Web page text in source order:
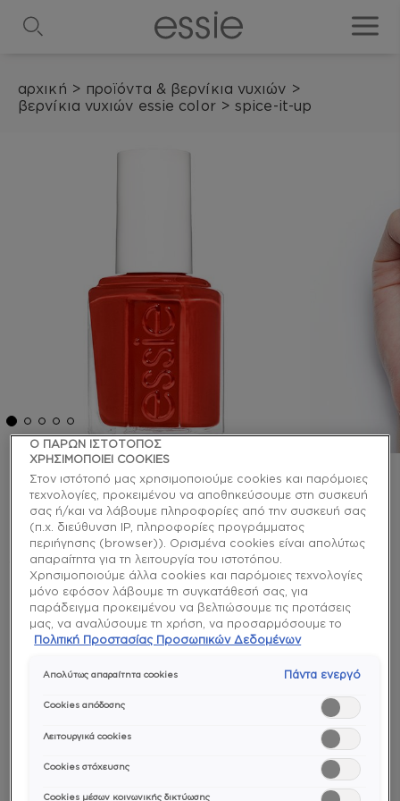
αρχική > προϊόντα & βερνίκια νυχιών >
βερνίκια νυχιών essie color > spice-it-up
spice it up βερνίκι νυχιών
Ένα βερνικί σε χρώμα κόκκινο της φωτιάς για νύχια
φλογερά που ξεχωρίζουν σε κάθε περίσταση.
enamel
Ομοιόμορφο
υφή
Ο ΠΑΡΩΝ ΙΣΤΟΤΟΠΟΣ
ΧΡΗΣΙΜΟΠΟΙΕΙ COOKIES
Στον ιστότοπό μας χρησιμοποιούμε cookies και παρόμοιες
τεχνολογίες, προκειμένου να αποθηκεύσουμε στη συσκευή
σας ή/και να λάβουμε πληροφορίες από την συσκευή σας
(π.χ. διεύθυνση IP, πληροφορίες προγράμματος
περιήγησης (browser)). Ορισμένα cookies είναι απολύτως
απαραίτητα για τη λειτουργία του ιστοτόπου.
Χρησιμοποιούμε άλλα cookies και παρόμοιες τεχνολογίες
μόνο εφόσον λάβουμε τη συγκατάθεσή σας, για
παράδειγμα προκειμένου να βελτιώσουμε τις προτάσεις
μας, να αναλύσουμε τη χρήση, να προσαρμόσουμε το
περιεχόμενο στα ενδιαφέροντά σας ή να αναγνωρίσουμε
τα ενδιαφέροντά σας και να σας δείχνουμε σχετικό
προτάσεις. Μπορείτε να αποδεχθείτε cookies τα οποία δεν
είναι απαραίτητα («Αποδοχή όλων»), να τα απορρίψετε
(«Απόρριψη όλων») ή να ρυθμίσετε και να αποθηκεύσετε
τις επιλογές σας («Αποθήκευση επιλογών»). Μπορείτε
επίσης, ανά πάσα στιγμή, να ελέγξετε και να ρυθμίσετε εκ
νέου τις επιλογές σας (επιλέγοντας το link «Ρυθμίσεις για τα
Πολιτική Προστασίας Προσωπικών Δεδομένων
Απολύτως απαραίτητα cookies Πάντα ενεργό
Cookies απόδοσης
Λειτουργικά cookies
Cookies στόχευσης
Cookies μέσων κοινωνικής δικτύωσης